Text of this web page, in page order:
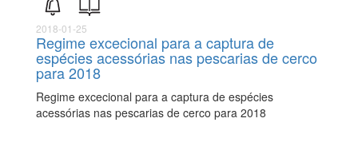
2018-01-25
Regime excecional para a captura de
espécies acessórias nas pescarias de cerco
para 2018
Regime excecional para a captura de espécies
acessórias nas pescarias de cerco para 2018